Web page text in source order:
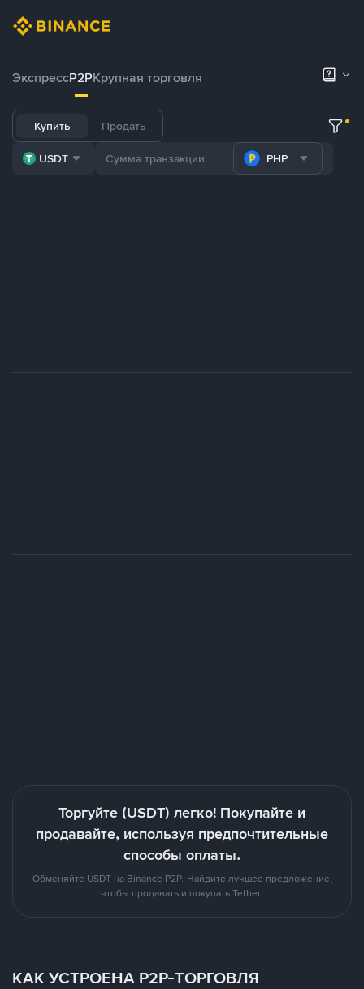
ЭкспрессP2PКрупная торговля
Купить Продать
USDT PHP
Торгуйте (USDT) легко! Покупайте и
продавайте, используя предпочтительные
способы оплаты.
Обменяйте USDT на Binance P2P. Найдите лучшее предложение,
чтобы продавать и покупать Tether.
КАК УСТРОЕНА P2P-ТОРГОВЛЯ